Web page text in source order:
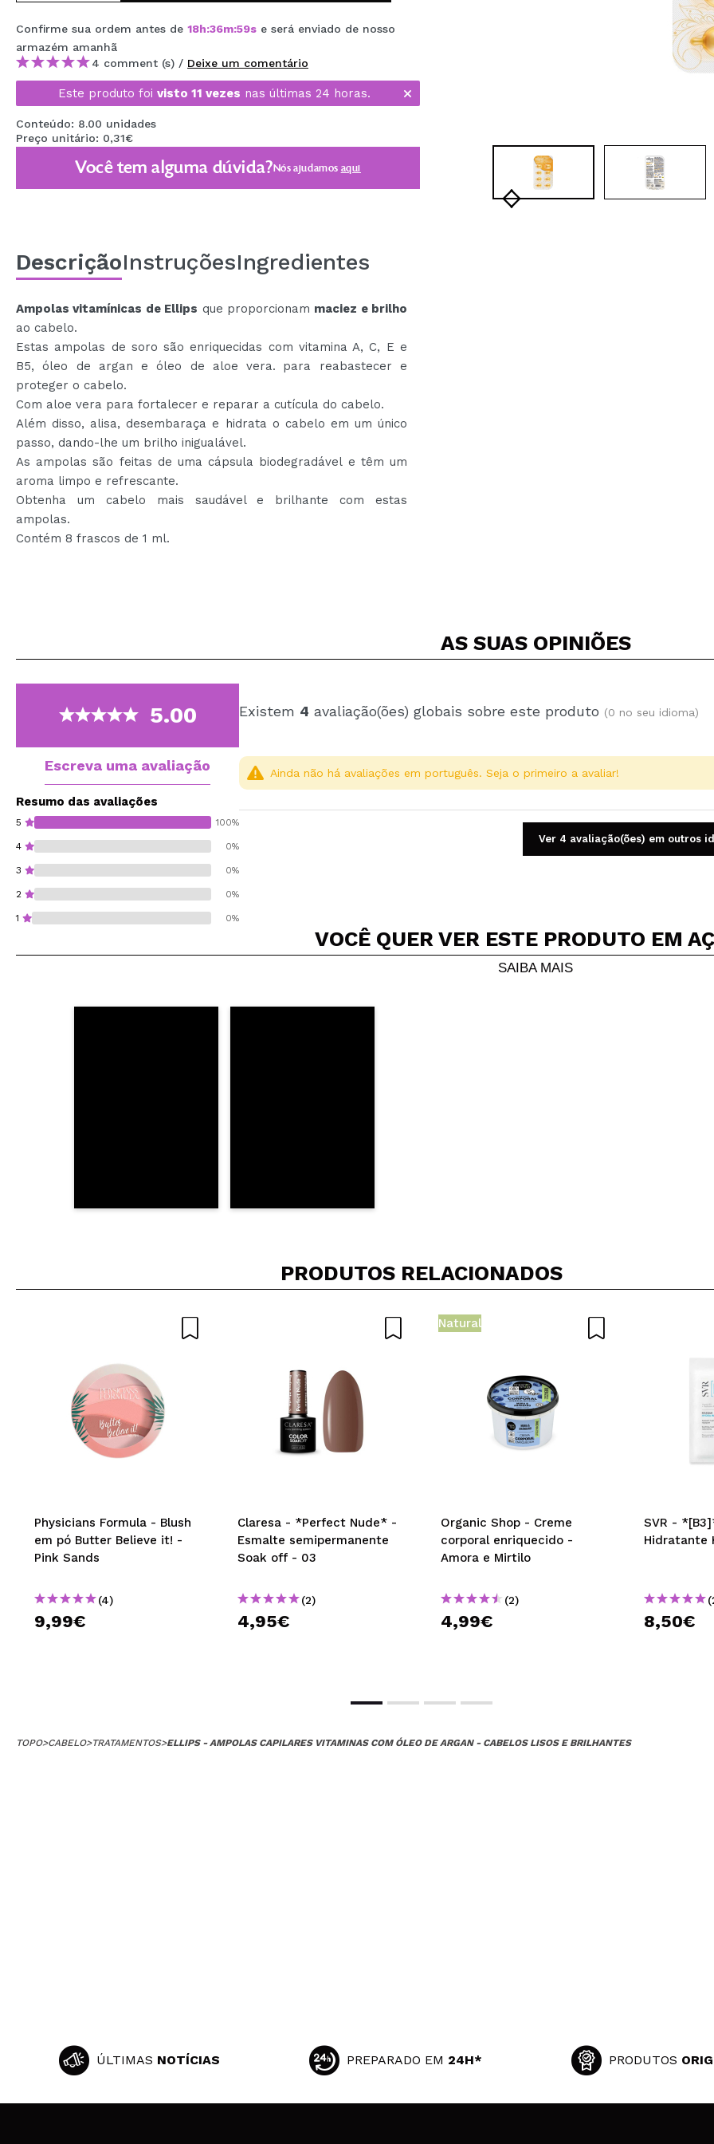
KOREA ZONE
TRAVEL SIZE
NATURE
DESCONTOS
EM BREVE
Confirme sua ordem antes de 18h:36m:59s e será enviado de nosso
armazém amanhã
4 comment (s) / Deixe um comentário
Este produto foi visto 11 vezes nas últimas 24 horas.
Conteúdo: 8.00 unidades
Preço unitário: 0,31€
Você tem alguma dúvida?Nós ajudamos aqui
DescriçãoInstruçõesIngredientes
Ampolas vitamínicas de Ellips que proporcionam maciez e brilho
ao cabelo.
Estas ampolas de soro são enriquecidas com vitamina A, C, E e
B5, óleo de argan e óleo de aloe vera.
para reabastecer e
proteger o cabelo.
Com aloe vera para fortalecer e reparar a cutícula do cabelo.
Além disso, alisa, desembaraça e hidrata o cabelo em um único
passo, dando-lhe um brilho inigualável.
As ampolas são feitas de uma cápsula biodegradável e têm um
aroma limpo e refrescante.
Obtenha um cabelo mais saudável e brilhante com estas
ampolas.
Contém 8 frascos de 1 ml.
AS SUAS OPINIÕES
5.00
Escreva uma avaliação
Resumo das avaliações
5 100%
4 0%
3 0%
2 0%
1 0%
Existem 4 avaliação(ões) globais sobre este produto (0 no seu idioma)
Compartilhar um vídeo ou uma foto
Seu vídeo pode ser o primeiro. Imagine isso...
Ainda não há avaliações em português. Seja o primeiro a avaliar!
Ver 4 avaliação(ões) em outros
VOCÊ QUER VER ESTE PRODUTO EM
SAIBA MAIS
PRODUTOS RELACIONADOS
Physicians Formula - Blush
em pó Butter Believe it! -
Pink Sands
(4)
9,99€
Claresa - *Perfect Nude* -
Esmalte semipermanente
Soak off - 03
(2)
4,95€
Natural
Organic Shop - Creme
corporal enriquecido -
Amora e Mirtilo
(2)
4,99€
SVR -
Hidratante
8,50€
TOPO>CABELO>TRATAMENTOS>ELLIPS - AMPOLAS CAPILARES VITAMINAS COM ÓLEO DE ARGAN - CABELOS LISOS E BRILHANTES
ÚLTIMAS NOTÍCIAS PREPARADO EM 24H* PRODUTOS